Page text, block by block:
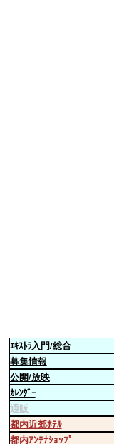
ｴｷｽﾄﾗ入門/総合
募集情報
公開/放映
ｶﾚﾝﾀﾞｰ
通販
都内近郊ﾎﾃﾙ
都内ｱﾝﾃﾅｼｮｯﾌﾟ